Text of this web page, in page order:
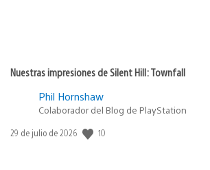
Nuestras impresiones de Silent Hill: Townfall
Phil Hornshaw
Colaborador del Blog de PlayStation
Fecha
29 de julio de 2026 10